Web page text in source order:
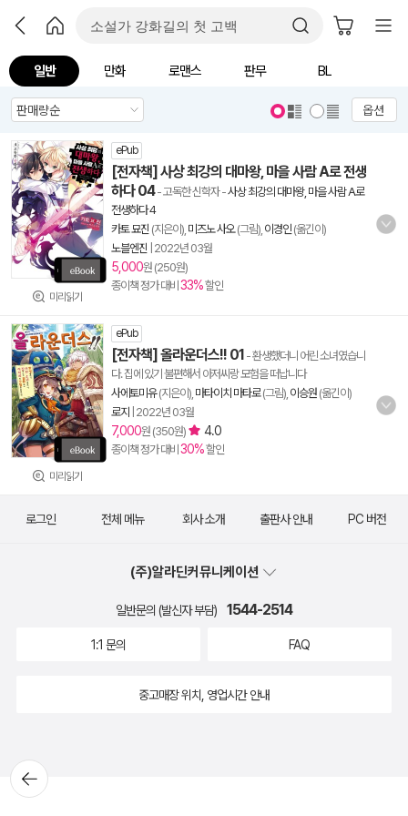
일반 만화 로맨스 판무 BL
옵션
미리읽기
ePub
[전자책] 사상 최강의 대마왕, 마을 사람 A로 전생
하다 04- 고독한 신학자-사상 최강의 대마왕, 마을 사람 A로
전생하다 4
카토 묘진 (지은이), 미즈노 사오(그림), 이경인 (옮긴이)
노블엔진 2022년 03월
5,000원 (250원)
종이책 정가 대비 33%할인
미리읽기
ePub
[전자책] 올라운더스!! 01 - 환생했더니 어린 소녀였습니
다. 집에 있기 불편해서 아저씨랑 모험을 떠납니다
사에토미유(지은이), 마타이치 마타로(그림), 이승원 (옮긴이)
로지
2022년 03월
7,000원 (350원) 4.0
종이책 정가 대비 30%할인
뒤로가
기
로그인 전체 메뉴 회사 소개 출판사 안내 PC 버전
(주)알라딘커뮤니케이션
일반문의 (발신자 부담) 1544-2514
1:1 문의 FAQ
중고매장 위치, 영업시간 안내